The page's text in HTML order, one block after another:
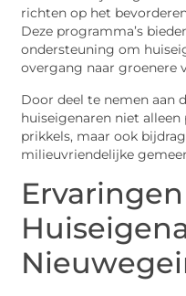
richten op het
Deze programma’s
ondersteuning om
overgang naar groenere
Door deel te nemen aan
huiseigenaren niet
prikkels, maar ook
milieuvriendelijke